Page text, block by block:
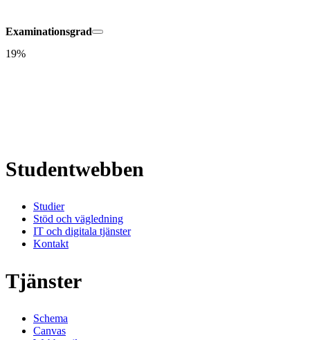
Examinationsgrad
19%
Studentwebben
Studier
Stöd och vägledning
IT och digitala tjänster
Kontakt
Tjänster
Schema
Canvas